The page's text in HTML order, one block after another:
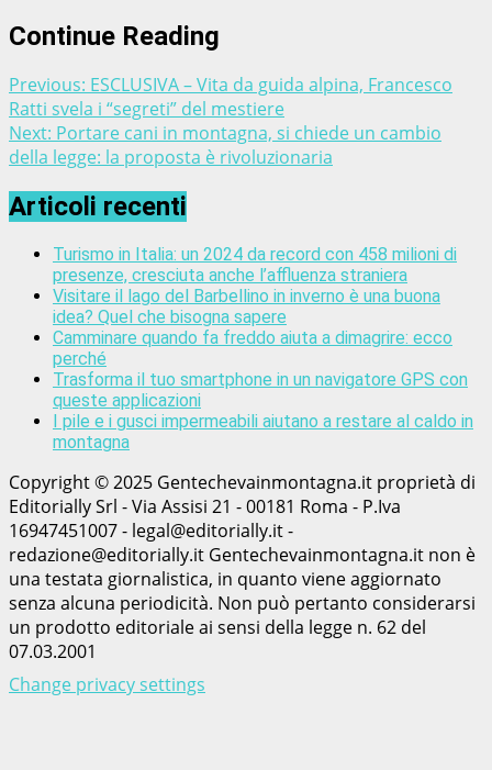
Continue Reading
Previous: ESCLUSIVA – Vita da guida alpina, Francesco
Ratti svela i “segreti” del mestiere
Next: Portare cani in montagna, si chiede un cambio
della legge: la proposta è rivoluzionaria
Articoli recenti
Turismo in Italia: un 2024 da record con 458 milioni di
presenze, cresciuta anche l’affluenza straniera
Visitare il lago del Barbellino in inverno è una buona
idea? Quel che bisogna sapere
Camminare quando fa freddo aiuta a dimagrire: ecco
perché
Trasforma il tuo smartphone in un navigatore GPS con
queste applicazioni
I pile e i gusci impermeabili aiutano a restare al caldo in
montagna
Copyright © 2025 Gentechevainmontagna.it proprietà di
Editorially Srl - Via Assisi 21 - 00181 Roma - P.Iva
16947451007 - legal@editorially.it -
redazione@editorially.it Gentechevainmontagna.it non è
una testata giornalistica, in quanto viene aggiornato
senza alcuna periodicità. Non può pertanto considerarsi
un prodotto editoriale ai sensi della legge n. 62 del
07.03.2001
Change privacy settings